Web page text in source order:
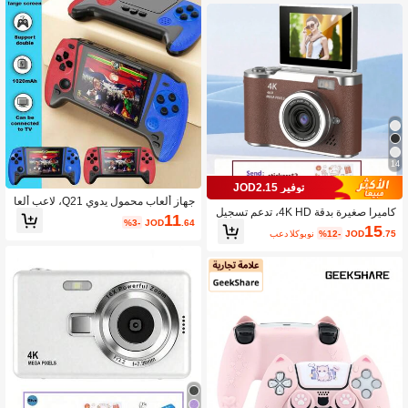
14
توفير JOD2.15
كاميرا صغيرة بدقة 4K HD، تدعم تسجيل
الفيديو، تخزين 128 جيجابايت، تشمل كام
يرا رقمية هدية لعبة، كاميرا رقمية و2 ملص
JOD15.75
%12- بعد الكوبون
جهاز ألعاب محمول يدوي Q21، لاعب ألعا
ب فيديو محمول مع 500 لعبة كلاسيكية،
شاشة HD 3.5 بوصة، بطارية قابلة للشح
JOD11.64
%3-